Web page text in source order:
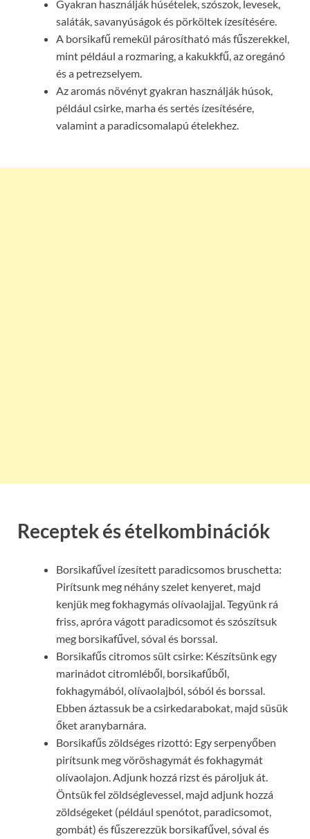
Gyakran használják húsételek, szószok, levesek,
saláták, savanyúságok és pörköltek ízesítésére.
A borsikafű remekül párosítható más fűszerekkel,
mint például a rozmaring, a kakukkfű, az oregánó
és a petrezselyem.
Az aromás növényt gyakran használják húsok,
például csirke, marha és sertés ízesítésére,
valamint a paradicsomalapú ételekhez.
Receptek és ételkombinációk
Borsikafűvel ízesített paradicsomos bruschetta:
Pirítsunk meg néhány szelet kenyeret, majd
kenjük meg fokhagymás olívaolajjal. Tegyünk rá
friss, apróra vágott paradicsomot és szószítsuk
meg borsikafűvel, sóval és borssal.
Borsikafűs citromos sült csirke: Készítsünk egy
marinádot citromléből, borsikafűből,
fokhagymából, olívaolajból, sóból és borssal.
Ebben áztassuk be a csirkedarabokat, majd süsük
őket aranybarnára.
Borsikafűs zöldséges rizottó: Egy serpenyőben
pirítsunk meg vöröshagymát és fokhagymát
olívaolajon. Adjunk hozzá rizst és pároljuk át.
Öntsük fel zöldséglevessel, majd adjunk hozzá
zöldségeket (például spenótot, paradicsomot,
gombát) és fűszerezzük borsikafűvel, sóval és